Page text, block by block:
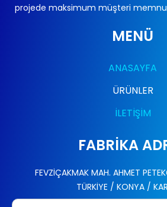
projede maksimum müşteri
MENÜ
ANASAYFA
ÜRÜNLER
İLETİŞİM
FABRİKA
FEVZİÇAKMAK MAH. AHMET
TÜRKİYE / KONYA /